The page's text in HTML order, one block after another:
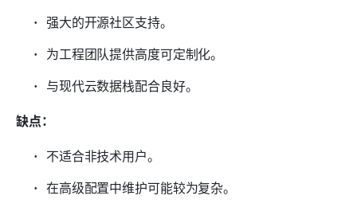
强大的开源社区支持。
为工程团队提供高度可定制化。
与现代云数据栈配合良好。
缺点：
不适合非技术用户。
在高级配置中维护可能较为复杂。